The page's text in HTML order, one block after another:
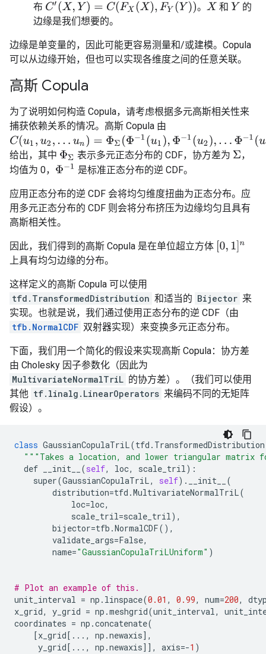
布 C′(X,Y)= C(F X(X ),FY(Y)) 。 X 和 Y 的
边缘是我们想要的。
边缘是单变量的，因此可能更容易测量和/或建模。Copula
可以从边缘开始，但也可以实现各维度之间的任意关联。
高斯 Copula
为了说明如何构造 Copula，请考虑根据多元高斯相关性来
捕获依赖关系的情况。高斯 Copula 由
C(u1,u 2 ,...u n ) = Φ Σ(Φ− 1(u 1),Φ −1(u2 ),...Φ −1 (un))
给出，其中 ΦΣ 表示多元正态分布的 CDF，协方差为 Σ ，
均值为 0， Φ−1 是标准正态分布的逆 CDF。
应用正态分布的逆 CDF 会将均匀维度扭曲为正态分布。应
用多元正态分布的 CDF 则会将分布挤压为边缘均匀且具有
高斯相关性。
因此，我们得到的高斯 Copula 是在单位超立方体 0,1 ]n
上具有均匀边缘的分布。
这样定义的高斯 Copula 可以使用
tfd.TransformedDistribution 和适当的 Bijector 来
实现。也就是说，我们通过使用正态分布的逆 CDF（由
tfb.NormalCDF 双射器实现）来变换多元正态分布。
下面，我们用一个简化的假设来实现高斯 Copula：协方差
由 Cholesky 因子参数化（因此为
MultivariateNormalTriL 的协方差）。（我们可以使用
其他 tf.linalg.LinearOperators 来编码不同的无矩阵
假设）。
class GaussianCopulaTriL(tfd . TransformedDistribution
"""Takes a location, and lower triangular matrix
def
__init__ (self, loc, scale_tril):
super(GaussianCopulaTriL, self) . __init__
(
distribution=tfd .MultivariateNormalTriL(
loc=loc,
scale_tril=scale_tril),
bijector=tfb .NormalCDF(),
validate_args=False,
name="GaussianCopulaTriLUniform" )
# Plot an example of this.
unit_interval = np . linspace(0.01 , 0.99, num=200,
x_grid, y_grid = np .meshgrid(unit_interval,
coordinates = np .concatenate(
[x_grid[ ... , np .newaxis],
y_grid[ ... , np .newaxis]], axis=-1 )